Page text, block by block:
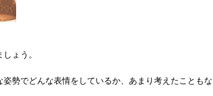
ょう。
勢でどんな表情をしているか、あまり考えたこともな